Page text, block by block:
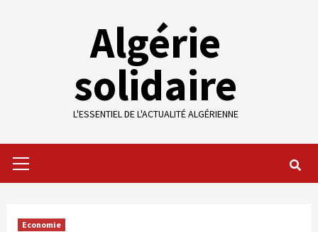
Algérie
solidaire
L'ESSENTIEL DE L'ACTUALITÉ ALGÉRIENNE
Menu
Economie